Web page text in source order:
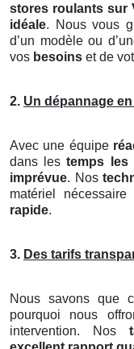
stores roulants sur
idéale. Nous vous
d’un modèle ou
vos besoins et de
2. Un dépannage
Avec une équipe
dans lestemps les
imprévue. Nos
matériel
rapide.
3. Des tarifs
Nous savons que
pourquoi nous
intervention. Nos